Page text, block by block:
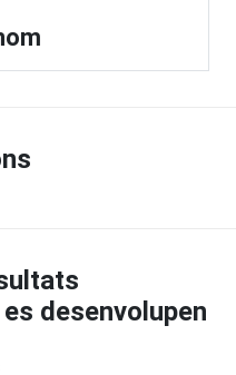
desenvolupen